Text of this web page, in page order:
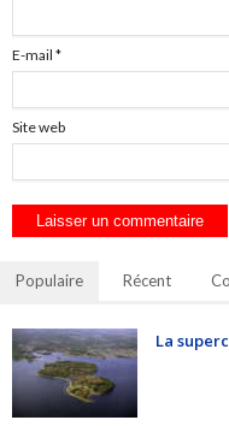
E-mail *
Site web
Populaire Récent
La